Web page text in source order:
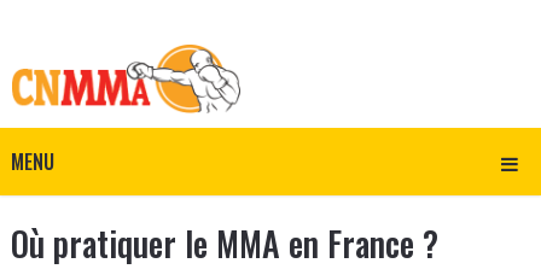
MENU
Où pratiquer le MMA en France ?